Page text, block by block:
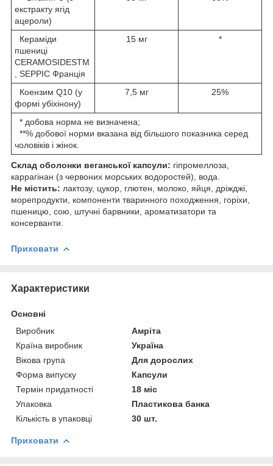
екстракту ягід
ацероли)
Кераміди
пшениці
CERAMOSIDESTM
, SEPPIC Франція
15 мг *
Коензим Q10 (у
формі убіхінону)
7,5 мг 25%
* добова норма не визначена;
**% добової норми вказана від більшого показника серед
чоловіків і жінок.
Склад оболонки веганської капсули: гіпромеллоза,
каррагінан (з червоних морських водоростей), вода.
Не містить: лактозу, цукор, глютен, молоко, яйця, дріжджі,
морепродукти, компоненти тваринного походження, горіхи,
пшеницю, сою, штучні барвники, ароматизатори та
консерванти.
Приховати
Характеристики
Основні
Виробник
Амріта
Країна виробник
Україна
Вікова група
Для дорослих
Форма випуску
Капсули
Термін придатності
18 міс
Упаковка
Пластикова банка
Кількість в упаковці
30 шт.
Приховати